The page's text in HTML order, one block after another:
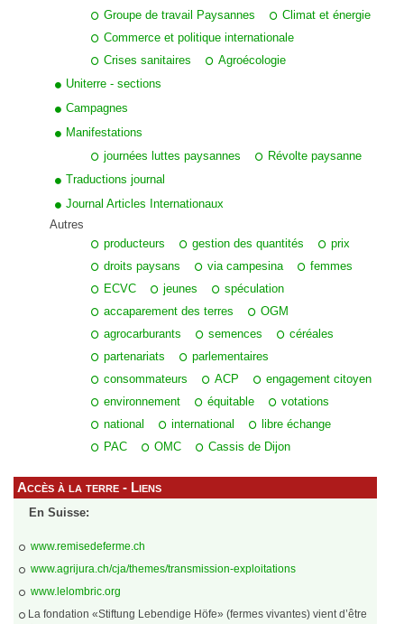
Groupe de travail Paysannes
Climat et énergie
Commerce et politique internationale
Crises sanitaires
Agroécologie
Uniterre - sections
Campagnes
Manifestations
journées luttes paysannes Révolte paysanne
Traductions journal
Journal Articles Internationaux
Autres
producteurs gestion des quantités
prix
droits paysans
via campesina
femmes
ECVC
jeunes
spéculation
accaparement des terres
OGM
agrocarburants
semences
céréales
partenariats
parlementaires
consommateurs
ACP
engagement citoyen
environnement
équitable
votations
national
international
libre échange
PAC
OMC Cassis de Dijon
Accès à la terre - Liens
En Suisse:
www.remisedeferme.ch
www.agrijura.ch/cja/themes/transmission-exploitations
www.lelombric.org
La fondation «Stiftung Lebendige Höfe» (fermes vivantes) vient d’être